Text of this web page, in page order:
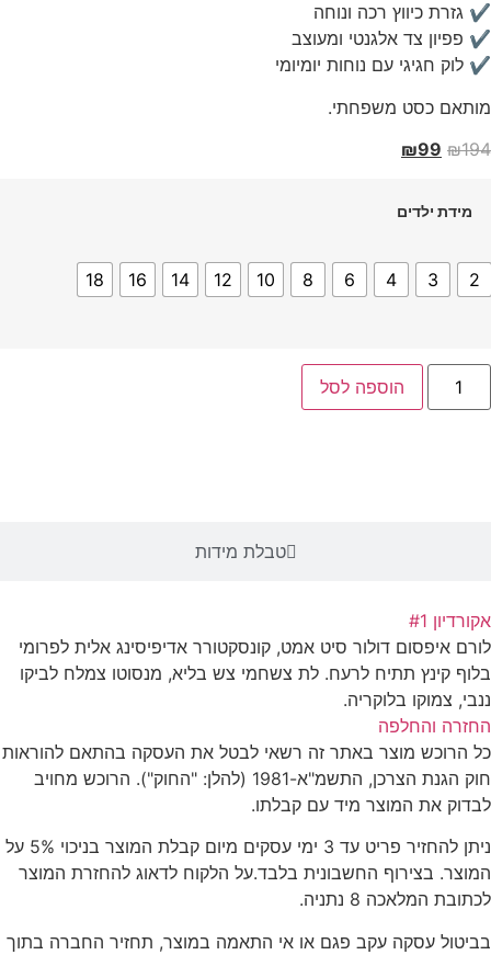
✔ גזרת כיווץ רכה ונוחה
✔ פפיון צד אלגנטי ומעוצב
✔ לוק חגיגי עם נוחות יומיומי
מותאם כסט משפחתי.
₪194
₪99
מידת ילדים
2
3
4
6
8
10
12
14
16
18
הוספה לסל
טבלת מידות
אקורדיון #1
לורם איפסום דולור סיט אמט, קונסקטורר אדיפיסינג אלית לפרומי
בלוף קינץ תתיח לרעח. לת צשחמי צש בליא, מנסוטו צמלח לביקו
ננבי, צמוקו בלוקריה.
החזרה והחלפה
כל הרוכש מוצר באתר זה רשאי לבטל את העסקה בהתאם להוראות
חוק הגנת הצרכן, התשמ"א-1981 (להלן: "החוק"). הרוכש מחויב
לבדוק את המוצר מיד עם קבלתו.
ניתן להחזיר פריט עד 3 ימי עסקים מיום קבלת המוצר בניכוי 5% על
המוצר. בצירוף החשבונית בלבד.על הלקוח לדאוג להחזרת המוצר
לכתובת המלאכה 8 נתניה.
בביטול עסקה עקב פגם או אי התאמה במוצר, תחזיר החברה בתוך